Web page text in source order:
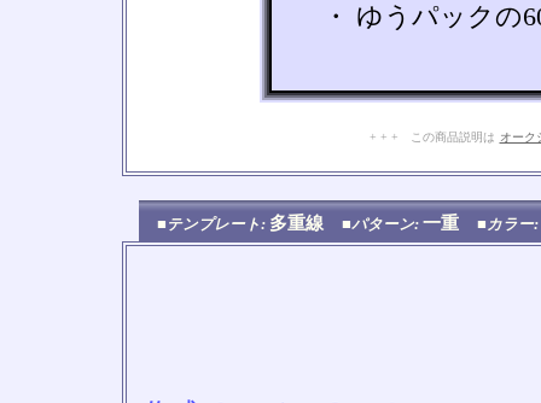
・ ゆうパックの
+ + + この商品説明は オーク
■テンプレート: 多重線 ■パターン: 一重 ■カラー: